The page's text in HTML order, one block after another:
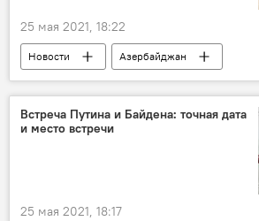
25 мая 2021, 18:22
Новости
Азербайджан
Новости мира
Политика
Ильхам Алиев
Мохаммад Джавад
встреча
Встреча Путина и Байдена: точная дата
и место встречи
25 мая 2021, 18:17